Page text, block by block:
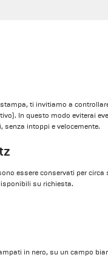
ti invitiamo a
In questo modo eviterai
senza intoppi e velocemente.
essere conservati per
su richiesta.
in nero, su un campo